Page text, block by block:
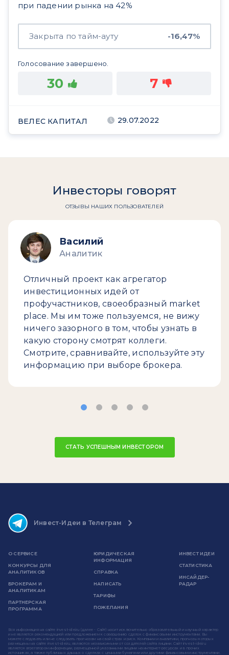
при падении рынка на 42%
Закрыта по тайм-ауту -16,47%
Голосование завершено.
30 7
ВЕЛЕС КАПИТАЛ 29.07.2022
Инвесторы говорят
ОТЗЫВЫ НАШИХ ПОЛЬЗОВАТЕЛЕЙ
Василий
Аналитик
Отличный проект как агрегатор
инвестиционных идей от
профучастников, своеобразный market
place. Мы им тоже пользуемся, не вижу
ничего зазорного в том, чтобы узнать в
какую сторону смотрят коллеги.
Смотрите, сравнивайте, используйте эту
информацию при выборе брокера.
СТАТЬ УСПЕШНЫМ ИНВЕСТОРОМ
Инвест-Идеи в Телеграм
О СЕРВИСЕ
КОНКУРСЫ ДЛЯ
АНАЛИТИКОВ
БРОКЕРАМ И
АНАЛИТИКАМ
ПАРТНЕРСКАЯ
ПРОГРАММА
ЮРИДИЧЕСКАЯ
ИНФОРМАЦИЯ
СПРАВКА
НАПИСАТЬ
ТАРИФЫ
ПОЖЕЛАНИЯ
ИНВЕСТ ИДЕИ
СТАТИСТИКА
ИНСАЙДЕР-
РАДАР
Вся информация на сайте invest-idei.ru (далее - Сайт) носит исключительно образовательный и научный характер
и не является рекомендацией или предложением к совершению сделок с финансовыми инструментами. Вы
можете следовать или не следовать прогнозам на свой страх и риск. Компании и аналитики, прогнозы которых
размещены на сайте invest-idei.ru, являются независимыми от создателей сайта лицами. Сайт invest-idei.ru
является агрегатором информации, размещенной указанными лицами на интернет-ресурсах и в прочих
источниках, а также публичных данных о сделках с ценными бумагами или другими финансовыми инструментами.